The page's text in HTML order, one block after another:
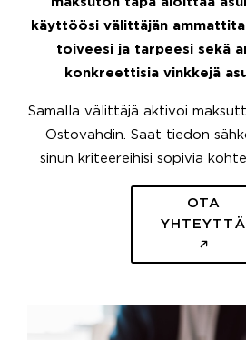
käyttöösi välittäjän
toiveesi ja tarpeesi sekä
konkreettisia vinkkejä
Samalla välittäjä aktivoi
Ostovahdin. Saat tiedon
sinun kriteereihisi sopivia
OTA
YHTEYTTÄ